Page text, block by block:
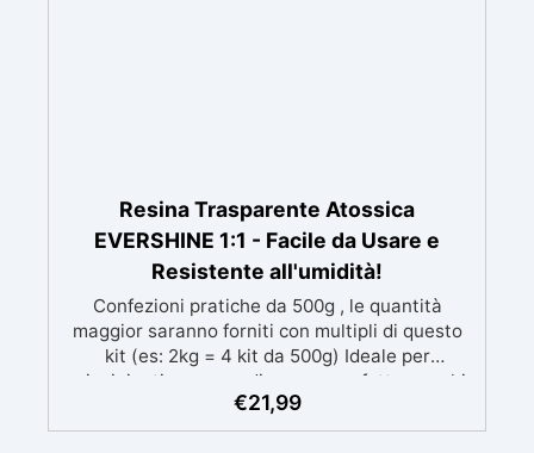
Resina Trasparente Atossica
EVERSHINE 1:1 - Facile da Usare e
Resistente all'umidità!
Confezioni pratiche da 500g , le quantità
maggior saranno forniti con multipli di questo
kit (es: 2kg = 4 kit da 500g) Ideale per
principianti: a prova di errore, perfetta per chi
inizia. Sempre lucida: garantisce una finitura
brillante e uniforme in ogni condizione.
€21,99